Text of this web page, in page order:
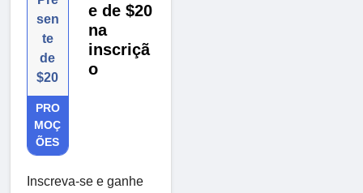
sen
te
de
$20
PRO
MOÇ
ÕES
e de $20
na
inscriçã
o
Inscreva-se e ganhe